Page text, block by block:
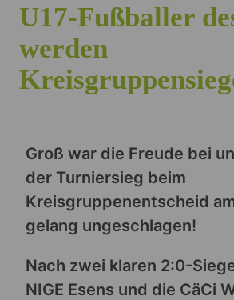
U17-Fußballer
werden
Groß war die Freude bei
der Turniersieg beim
Kreisgruppenentscheid
gelang ungeschlagen!
Nach zwei klaren 2:0-
NIGE Esens und die CäCi